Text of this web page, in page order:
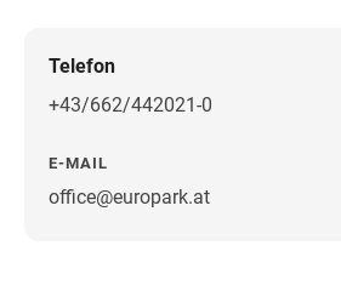
Telefon
+43/662/442021-0
E-MAIL
office@europark.atWegbeschreibung